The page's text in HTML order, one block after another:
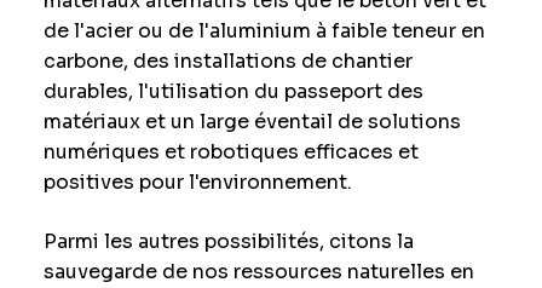
de l'acier ou de l'aluminium à faible teneur en
carbone, des installations de chantier
durables, l'utilisation du passeport des
matériaux et un large éventail de solutions
numériques et robotiques efficaces et
positives pour l'environnement.
Parmi les autres possibilités, citons la
sauvegarde de nos ressources naturelles en